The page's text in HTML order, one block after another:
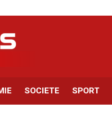
SOCIETE SPORT